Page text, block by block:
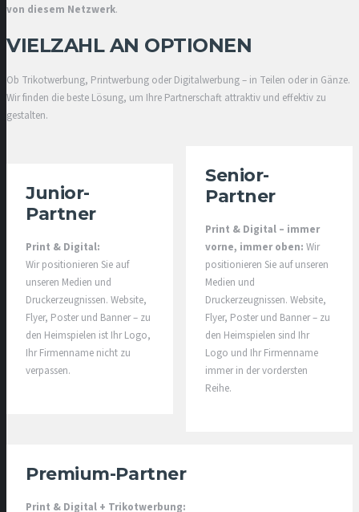
von diesem Netzwerk.
VIELZAHL AN OPTIONEN
Ob Trikotwerbung, Printwerbung oder Digitalwerbung – in Teilen oder in Gänze.
Wir finden die beste Lösung, um Ihre Partnerschaft attraktiv und effektiv zu
gestalten.
Junior-
Partner
Print & Digital:
Wir positionieren Sie auf
unseren Medien und
Druckerzeugnissen. Website,
Flyer, Poster und Banner – zu
den Heimspielen ist Ihr Logo,
Ihr Firmenname nicht zu
verpassen.
Senior-
Partner
Print & Digital – immer
vorne, immer oben: Wir
positionieren Sie auf unseren
Medien und
Druckerzeugnissen. Website,
Flyer, Poster und Banner – zu
den Heimspielen sind Ihr
Logo und Ihr Firmenname
immer in der vordersten
Reihe.
Premium-Partner
Print & Digital + Trikotwerbung: